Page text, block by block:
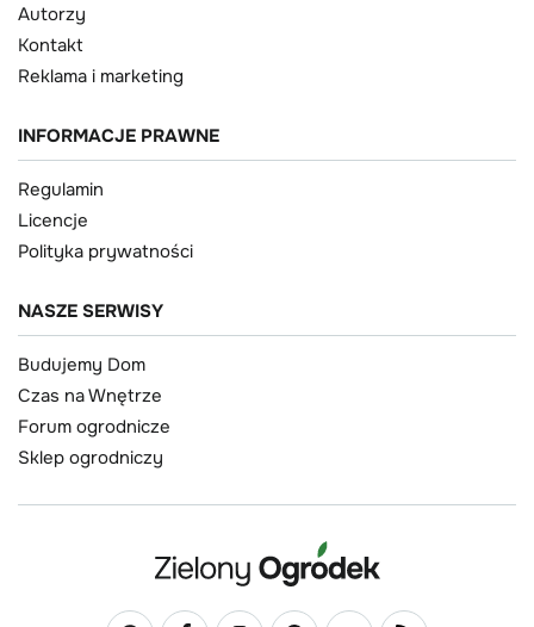
Autorzy
Kontakt
Reklama i marketing
INFORMACJE PRAWNE
Regulamin
Licencje
Polityka prywatności
NASZE SERWISY
Budujemy Dom
Czas na Wnętrze
Forum ogrodnicze
Sklep ogrodniczy